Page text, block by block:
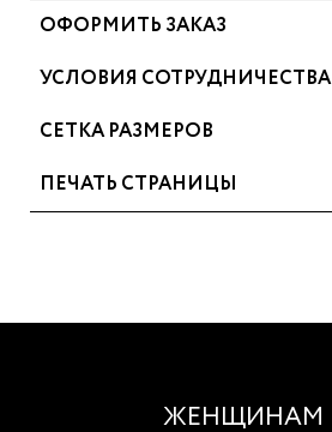
ОФОРМИТЬ ЗАКАЗ
УСЛОВИЯ СОТРУДНИЧЕСТВА
СЕТКА РАЗМЕРОВ
ПЕЧАТЬ СТРАНИЦЫ
ЖЕНЩИНАМ